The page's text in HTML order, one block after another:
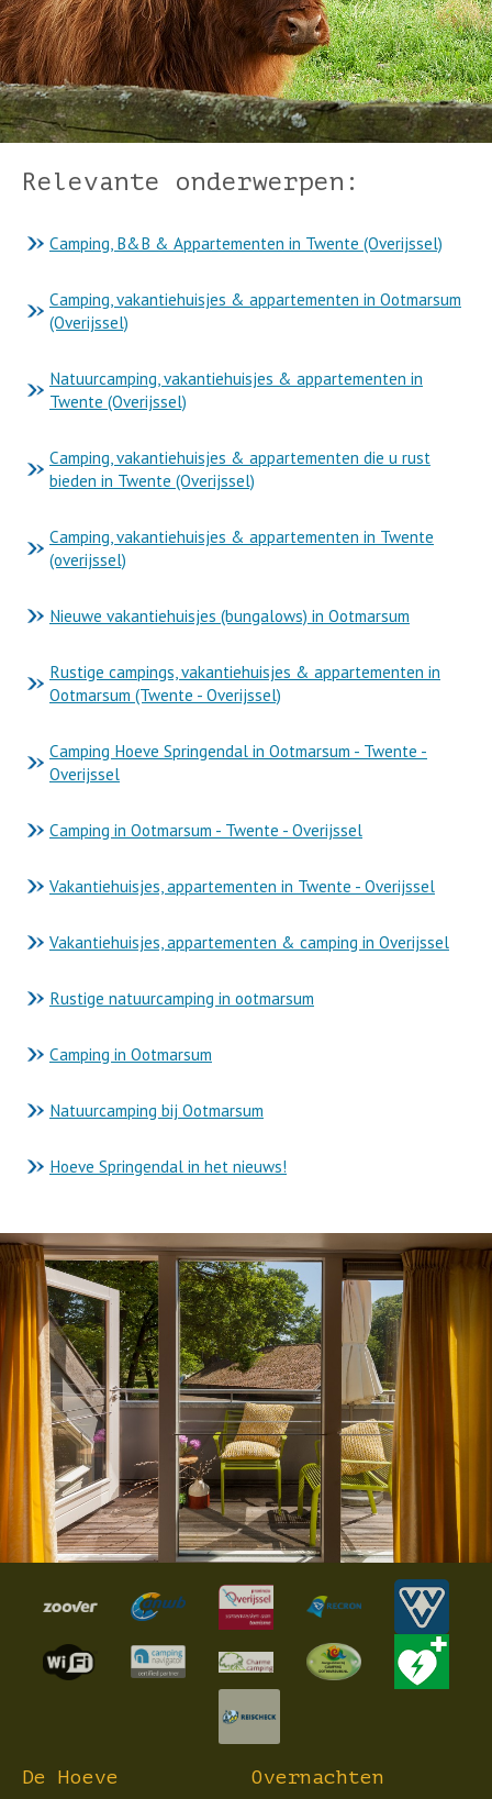
Relevante onderwerpen:
Camping, B&B & Appartementen in Twente (Overijssel)
Camping, vakantiehuisjes & appartementen in Ootmarsum
(Overijssel)
Natuurcamping, vakantiehuisjes & appartementen in
Twente (Overijssel)
Camping, vakantiehuisjes & appartementen die u rust
bieden in Twente (Overijssel)
Camping, vakantiehuisjes & appartementen in Twente
(overijssel)
Nieuwe vakantiehuisjes (bungalows) in Ootmarsum
Rustige campings, vakantiehuisjes & appartementen in
Ootmarsum (Twente - Overijssel)
Camping Hoeve Springendal in Ootmarsum - Twente -
Overijssel
Camping in Ootmarsum - Twente - Overijssel
Vakantiehuisjes, appartementen in Twente - Overijssel
Vakantiehuisjes, appartementen & camping in Overijssel
Rustige natuurcamping in ootmarsum
Camping in Ootmarsum
Natuurcamping bij Ootmarsum
Hoeve Springendal in het nieuws!
De Hoeve Overnachten